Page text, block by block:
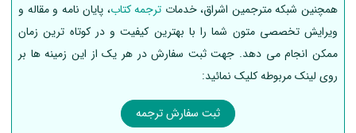
همچنین شبکه مترجمین اشراق، خدمات ترجمه کتاب، پایان نامه و مقاله و
ویرایش تخصصی متون شما را با بهترین کیفیت و در کوتاه ترین زمان
ممکن انجام می دهد. جهت ثبت سفارش در هر یک از این زمینه ها بر
روی لینک مربوطه کلیک نمائید:
ثبت سفارش ترجمه